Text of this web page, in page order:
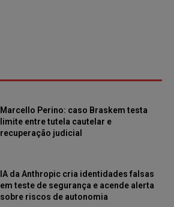
Marcello Perino: caso Braskem testa
limite entre tutela cautelar e
recuperação judicial
IA da Anthropic cria identidades falsas
em teste de segurança e acende alerta
sobre riscos de autonomia